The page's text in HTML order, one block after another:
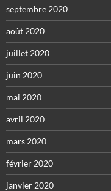
septembre 2020
août 2020
juillet 2020
juin 2020
mai 2020
avril 2020
mars 2020
février 2020
janvier 2020